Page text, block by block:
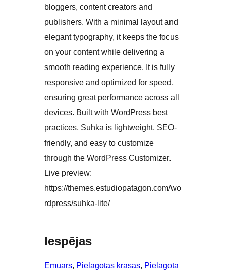
bloggers, content creators and
publishers. With a minimal layout and
elegant typography, it keeps the focus
on your content while delivering a
smooth reading experience. It is fully
responsive and optimized for speed,
ensuring great performance across all
devices. Built with WordPress best
practices, Suhka is lightweight, SEO-
friendly, and easy to customize
through the WordPress Customizer.
Live preview:
https://themes.estudiopatagon.com/wo
rdpress/suhka-lite/
Iespējas
Emuārs, Pielāgotas krāsas, Pielāgota